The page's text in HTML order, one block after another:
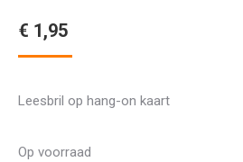
€ 1,95
Leesbril op hang-on kaart
Op voorraad